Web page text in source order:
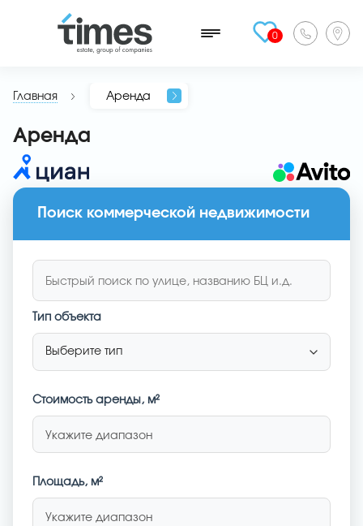
0
Главная Аренда
Аренда
Поиск коммерческой недвижимости
Тип объекта
Стоимость аренды, м²
Укажите диапазон
Площадь, м²
Укажите диапазон